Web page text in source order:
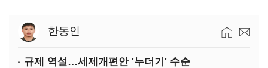
한동인
규제 역설…세제개편안 '누더기' 수순